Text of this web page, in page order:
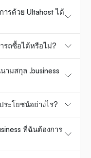
ารด้วย Ultahost ได้
รถซื้อได้หรือไม่?
ามสกุล .business
ระโยชน์อย่างไร?
ที่ฉันต้องการ